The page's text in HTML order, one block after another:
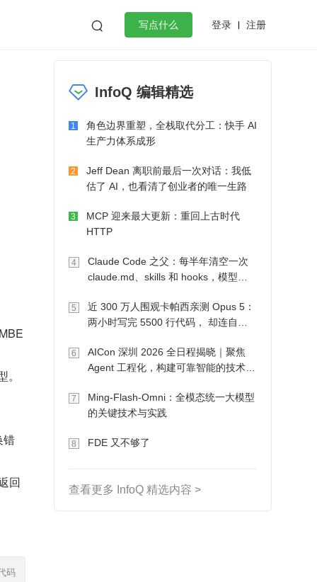
 写点什么 登录 注册
微服务架构 flutter
错
回
码
InfoQ 编辑精选
1
角色边界重塑，全栈取代分工：快手 AI
生产力体系成形
2
Jeff Dean 离职前最后一次对话：我低
估了 AI，也看清了创业者的唯一生路
3
MCP 迎来最大更新：重回上古时代
HTTP
4
Claude Code 之父：每半年清空一次
claude.md、skills 和 hooks，模型自
5
近 300 万人围观卡帕西亲测 Opus 5：
两小时写完 5500 行代码， 却连自己
6
AICon 深圳 2026 全日程揭晓｜聚焦
Agent 工程化，构建可靠智能的技术路
7
Ming-Flash-Omni：全模态统一大模型
的关键技术与实践
8 FDE 又不够了
查看更多 InfoQ 精选内容 >